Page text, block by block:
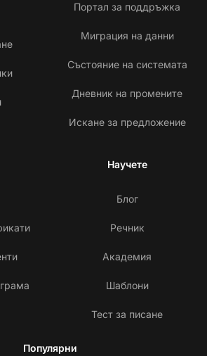
Портал за поддръжка
Миграция на данни
Състояние на системата
Дневник на промените
Искане за предложение
Научете
Блог
Речник
Академия
Шаблони
Тест за писане
Популярни